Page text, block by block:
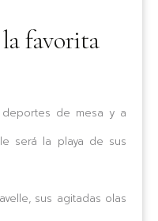
favorita
de mesa y a
será la playa de sus
sus agitadas olas